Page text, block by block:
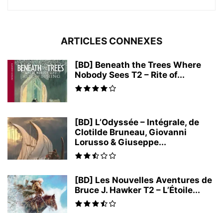
ARTICLES CONNEXES
[BD] Beneath the Trees Where
Nobody Sees T2 – Rite of...
[BD] L’Odyssée – Intégrale, de
Clotilde Bruneau, Giovanni
Lorusso & Giuseppe...
[BD] Les Nouvelles Aventures de
Bruce J. Hawker T2 – L’Étoile...